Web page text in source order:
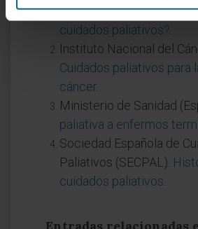
MedlinePlus en español.
cuidados paliativos?
Instituto Nacional del
Cuidados paliativos para
cáncer
Ministerio de Sanidad
paliativa a enfermos
Sociedad Española de
Paliativos (SECPAL).
cuidados paliativos